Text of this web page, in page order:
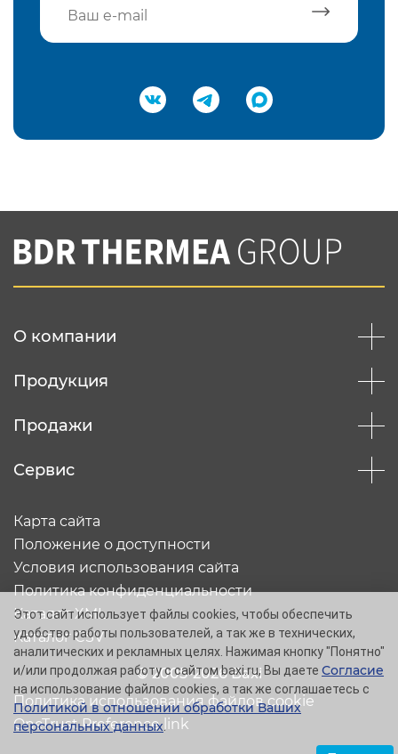
Подтвердить e-mail
Вы соглашаетесь с нашей политикой
конфеденциальности
О компании
Продукция
Продажи
Сервис
© 2005-2026 Baxi
Карта сайта
Положение о доступности
Условия использования сайта
Политика конфиденциальности
Каталог XML
Каталог CSV
Политика использования файлов cookie
OneTrust Preference link
Этот сайт использует файлы cookies, чтобы обеспечить
удобство работы пользователей, а так же в технических,
аналитических и рекламных целях. Нажимая кнопку "Понятно"
и/или продолжая работу с сайтом baxi.ru, Вы даете Согласие
на использование файлов cookies, а так же соглашаетесь с
Политикой в отношении обработки Ваших
персональных данных.